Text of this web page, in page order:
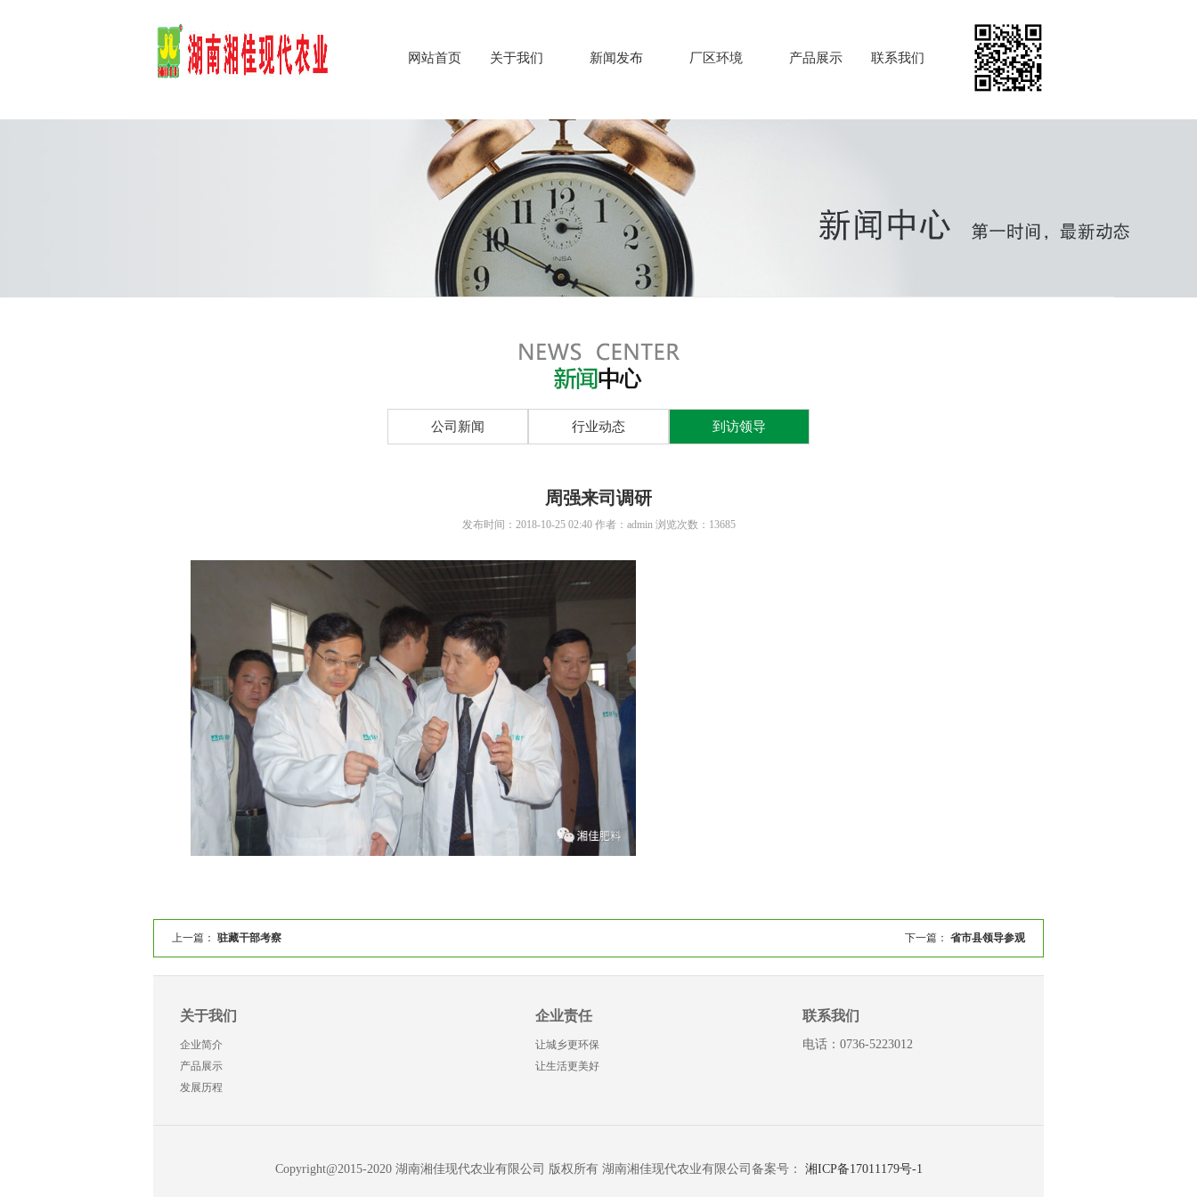
网站首页 关于我们 新闻发布 厂区环境 产品展示 联系我们
公司新闻 行业动态 到访领导
周强来司调研
发布时间：2018-10-25 02:40 作者：admin 浏览次数：13685
上一篇： 驻藏干部考察 下一篇： 省市县领导参观
关于我们
企业简介
产品展示
发展历程
企业责任
让城乡更环保
让生活更美好
联系我们
电话：0736-5223012
Copyright@2015-2020 湖南湘佳现代农业有限公司 版权所有 湖南湘佳现代农业有限公司备案号： 湘ICP备17011179号-1